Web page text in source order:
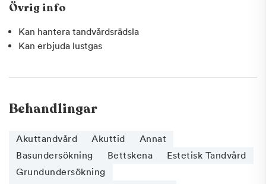
Övrig info
Kan hantera tandvårdsrädsla
Kan erbjuda lustgas
Behandlingar
Akuttandvård Akuttid
Annat
Basundersökning
Bettskena
Estetisk Tandvård
Grundundersökning